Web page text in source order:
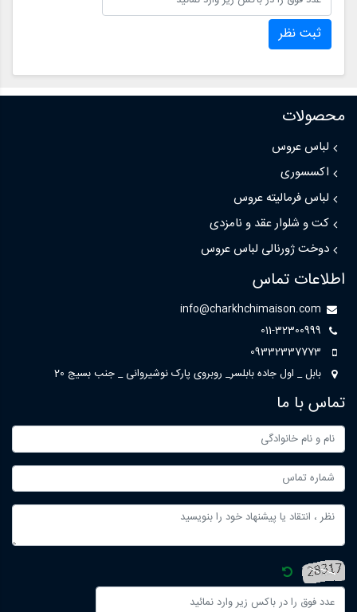
ثبت نظر
محصولات
لباس عروس
اکسسوری
لباس فرمالیته عروس
کت و شلوار عقد و نامزدی
دوخت ژورنالی لباس عروس
اطلاعات تماس
info@charkhchimaison.com
011-32300999
09332337773
بابل _ اول جاده بابلسر_ روبروی پارک نوشیروانی _ جنب بسیج 20
تماس با ما